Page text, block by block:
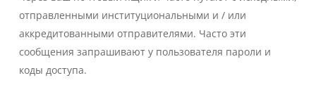
отправленными институциональными и / или
аккредитованными отправителями. Часто эти
сообщения запрашивают у пользователя пароли и
коды доступа.